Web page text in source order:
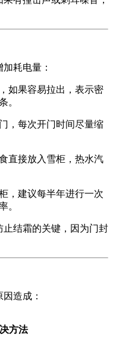
耗电量：
如果容易拉出，表示密
。
，每次开门时间尽量缩
直接放入雪柜，热水汽
，建议每半年进行一次
。
止结霜的关键，因为门封
造成：
方法